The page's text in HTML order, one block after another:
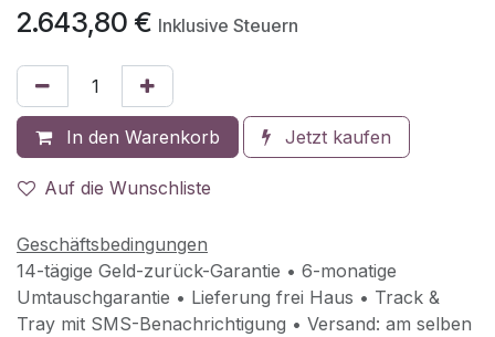
2.643,80 € Inklusive Steuern
In den Warenkorb Jetzt kaufen
Auf die Wunschliste
Geschäftsbedingungen
14-tägige Geld-zurück-Garantie • 6-monatige
Umtauschgarantie • Lieferung frei Haus • Track &
Tray mit SMS-Benachrichtigung • Versand: am selben